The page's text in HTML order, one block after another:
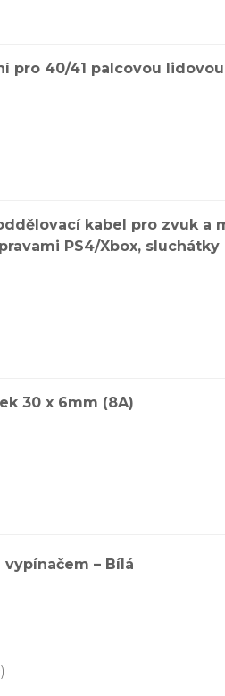
pro 40/41 palcovou
kabel pro zvuk a
PS4/Xbox, sluchátky
30 x 6mm (8A)
– Bílá